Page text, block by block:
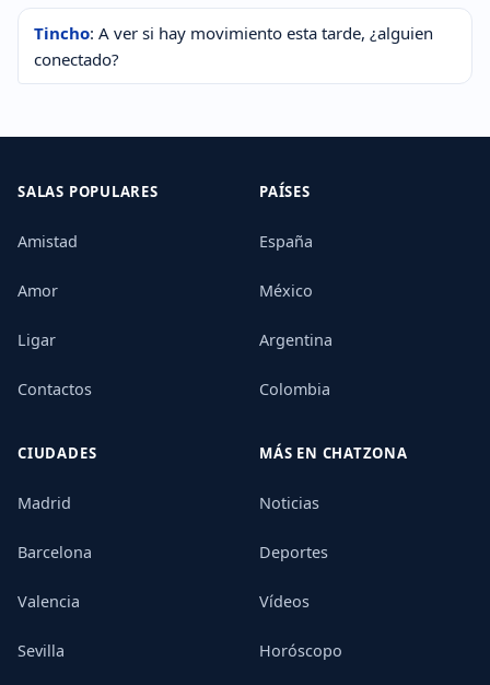
Tincho: A ver si hay movimiento esta tarde, ¿alguien
conectado?
SALAS POPULARES
Amistad
Amor
Ligar
Contactos
PAÍSES
España
México
Argentina
Colombia
CIUDADES
Madrid
Barcelona
Valencia
Sevilla
MÁS EN CHATZONA
Noticias
Deportes
Vídeos
Horóscopo